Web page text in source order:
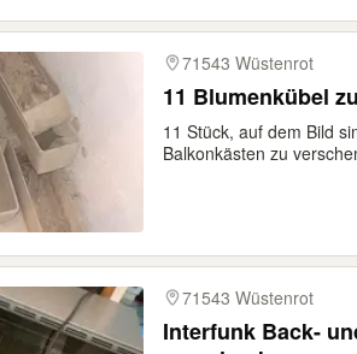
71543 Wüstenrot
11 Blumenkübel
11 Stück, auf dem Bild
Balkonkästen zu
71543 Wüstenrot
Interfunk Back-